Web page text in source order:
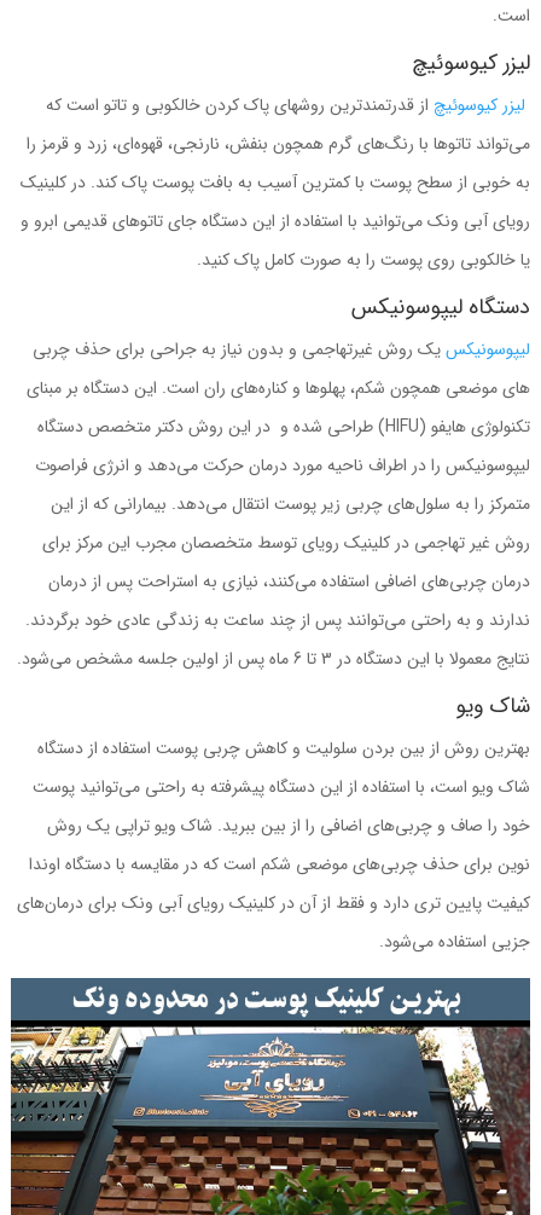
است.
لیزر کیوسوئیچ
لیزر کیوسوئیچ از قدرتمندترین روشهای پاک کردن خالکوبی و تاتو است که
می‌تواند تاتوها با رنگ‌های گرم همچون بنفش، نارنجی، قهوه‌ای، زرد و قرمز را
به خوبی از سطح پوست با کمترین آسیب به بافت پوست پاک کند. در کلینیک
رویای آبی ونک می‌توانید با استفاده از این دستگاه جای تاتوهای قدیمی ابرو و
یا خالکوبی روی پوست را به صورت کامل پاک کنید.
دستگاه لیپوسونیکس
لیپوسونیکسیک روش غیرتهاجمی و بدون نیاز به جراحی برای حذف چربی
های موضعی همچون شکم، پهلوها و کناره‌های ران است. این دستگاه بر مبنای
تکنولوژی هایفو (HIFU) طراحی شده و در این روش دکتر متخصص دستگاه
لیپوسونیکس را در اطراف ناحیه مورد درمان حرکت می‌دهد و انرژی فراصوت
متمرکز را به سلول‌های چربی زیر پوست انتقال می‌دهد. بیمارانی که از این
روش غیر تهاجمی در کلینیک رویای توسط متخصصان مجرب این مرکز برای
درمان چربی‌های اضافی استفاده می‌کنند، نیازی به استراحت پس از درمان
ندارند و به راحتی می‌توانند پس از چند ساعت به زندگی عادی خود برگردند.
نتایج معمولا با این دستگاه در 3 تا 6 ماه پس از اولین جلسه مشخص می‌شود.
شاک ویو
بهترین روش از بین بردن سلولیت و کاهش چربی پوست استفاده از دستگاه
شاک ویو است، با استفاده از این دستگاه پیشرفته به راحتی می‌توانید پوست
خود را صاف و چربی‌های اضافی را از بین ببرید. شاک ویو تراپی یک روش
نوین برای حذف چربی‌های موضعی شکم است که در مقایسه با دستگاه اوندا
کیفیت پایین تری دارد و فقط از آن در کلینیک رویای آبی ونک برای درمان‌های
جزیی استفاده می‌شود.